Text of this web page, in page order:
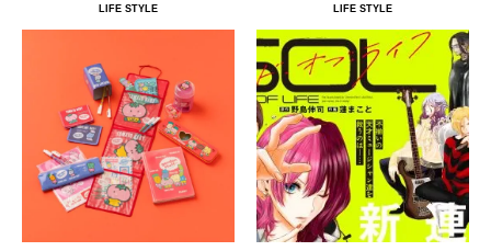
LIFE STYLE
LIFE STYLE